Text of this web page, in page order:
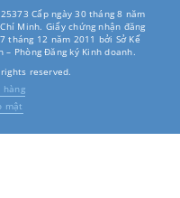
Cấp ngày 30 tháng 8 năm
Minh. Giấy chứng nhận đăng
tháng 12 năm 2011 bởi Sở Kế
Phòng Đăng ký Kinh doanh.
reserved.
hàng
mật